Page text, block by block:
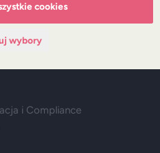
i Compliance
cookies
wybory